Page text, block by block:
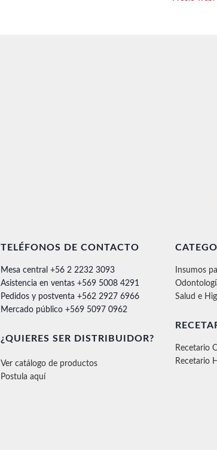
TELÉFONOS DE CONTACTO
Mesa central +56 2 2232 3093
Asistencia en ventas +569 5008 4291
Pedidos y postventa +562 2927 6966
Mercado público +569 5097 0962
¿QUIERES SER DISTRIBUIDOR?
Ver catálogo de productos
Postula aquí
Insumos
Salud e
Recetario
Recetario